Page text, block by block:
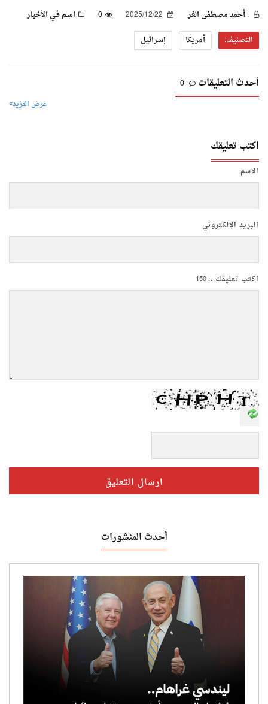
. أحمد مصطفى الغر 0
اسـم فـي الأخبـار
التصنيف:
أمريكا إسرائيل
أحدث التعليقات 0
عرض المزيد
اكتب تعليقك
الاسم
البريد الإلكتروني
اكتب تعليقك...150
أحدث المنشورات